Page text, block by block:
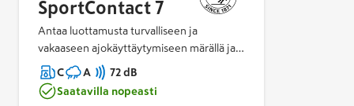
SportContact 7
Antaa luottamusta turvalliseen ja
vakaaseen ajokäyttäytymiseen märällä ja
kuivalla pinnalla. Erittäin pehmeän
BlackChili-materiaalin ja ekstrajäykän
kuvion täydellinen yhdistelmä takaa
C A
72 dB
Saatavilla nopeasti